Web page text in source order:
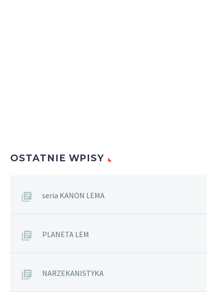
OSTATNIE WPISY
seria KANON LEMA
PLANETA LEM
NARZEKANISTYKA